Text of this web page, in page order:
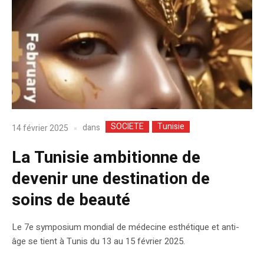
14 février 2025 dans SOCIETE Tunisie
La Tunisie ambitionne de
devenir une destination de
soins de beauté
Le 7e symposium mondial de médecine esthétique et anti-
âge se tient à Tunis du 13 au 15 février 2025.